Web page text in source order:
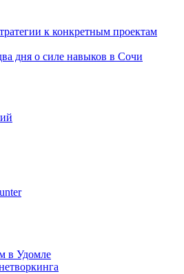
к конкретным проектам
дня о силе навыков в Сочи
в Удомле